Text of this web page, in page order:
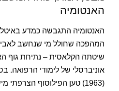
האנטומיה
האנטומיה התגבשה כמדע
המהפכה שחולל מי שנחשב לאבי
שיטתה הקלאסית – נתיחת גוף
אוניברסלי של לימודי הרפואה.
(1963) טען הפילוסוף הצרפתי